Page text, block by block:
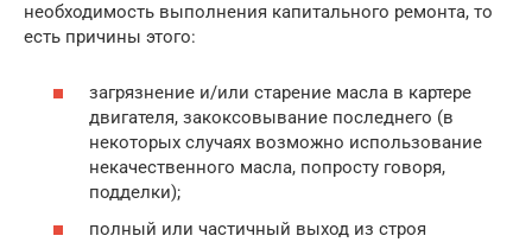
необходимость выполнения капитального ремонта, то
есть причины этого:
загрязнение и/или старение масла в картере
двигателя, закоксовывание последнего (в
некоторых случаях возможно использование
некачественного масла, попросту говоря,
подделки);
полный или частичный выход из строя